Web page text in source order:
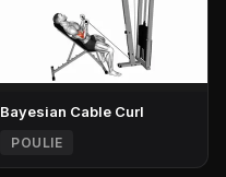
Bayesian Cable Curl
POULIE